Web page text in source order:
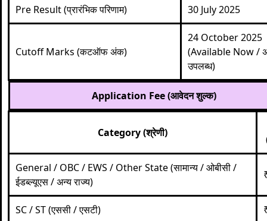
Pre Result (प्रारंभिक परिणाम) 30 July 2025
Cutoff Marks (कटऑफ अंक)
24 October 2025
(Available Now /
उपलब्ध)
Application Fee (आवेदन शुल्क)
Category (श्रेणी)
General / OBC / EWS / Other State (सामान्य / ओबीसी /
ईडब्ल्यूएस / अन्य राज्य)
SC / ST (एससी / एसटी)